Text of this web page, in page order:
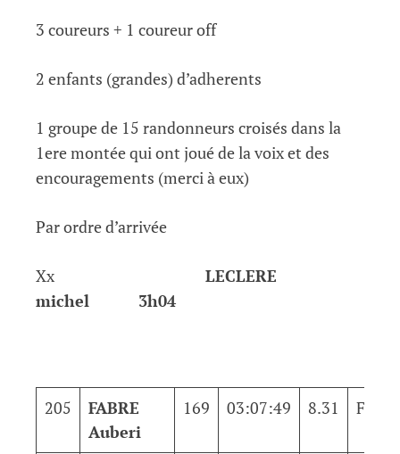
3 coureurs + 1 coureur off
2 enfants (grandes) d’adherents
1 groupe de 15 randonneurs croisés dans la
1ere montée qui ont joué de la voix et des
encouragements (merci à eux)
Par ordre d’arrivée
Xx
LECLERE
michel 3h04
205
FABRE
Auberi
169 03:07:49 8.31 F